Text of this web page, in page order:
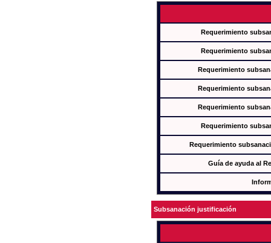
Requerimiento
Requerimiento
Requerimiento
Requerimiento
Requerimiento
Requerimiento
Requerimiento
Guía de ayuda al
Subsanación justificación